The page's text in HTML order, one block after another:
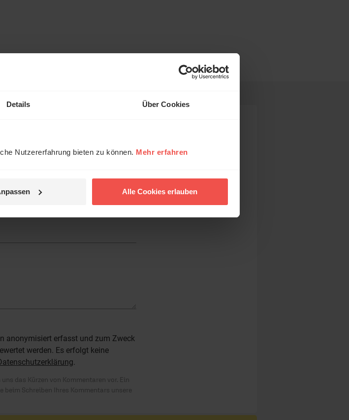
Details Über Cookies
Nutzererfahrung bieten zu können. Mehr erfahren
Alle Cookies erlauben
anonymisiert erfasst und zum Zweck
werden. Es erfolgt keine
.
das Kürzen von Kommentaren vor. Ein
Schreiben Ihres Kommentars unsere